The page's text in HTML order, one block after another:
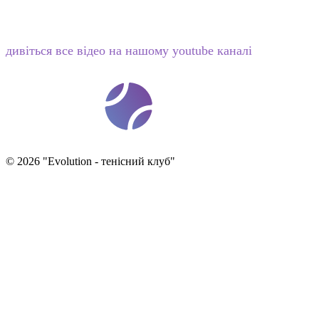
дивіться все відео на нашому youtube каналі
© 2026 "Evolution - тенісний клуб"